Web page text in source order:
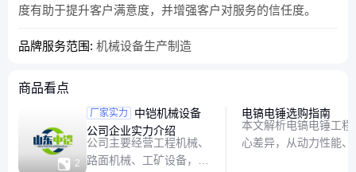
度有助于提升客户满意度，并增强客户对服务的信任度。
品牌服务范围: 机械设备生产制造
商品看点
 2
厂家实力
公司企业实力介绍
公司主要经营工程机械、
路面机械、工矿设备，游
电镐电锤选购指南
本文解析电镐电锤工
心差异，从动力性能